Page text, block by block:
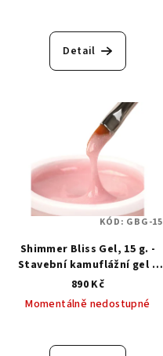
Detail
Shimmer Bliss Gel, 15 g. -
Stavební kamuflážní gel s
třpytkami
890 Kč
Momentálně nedostupné
KÓD: GBG-15